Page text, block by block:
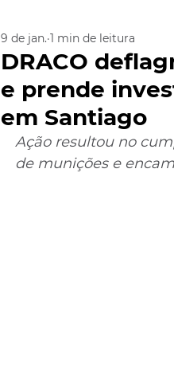
DRACO
e prende
em Santiago
9 de jan. 1 min de leitura
Ação resultou no
de munições e